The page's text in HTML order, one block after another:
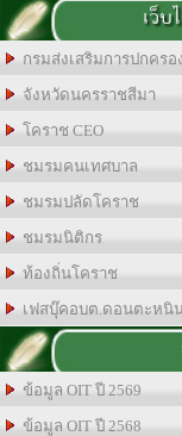
เว็บ
กรมส่งเสริมการปกครอ
จังหวัดนครราชสีมา
โคราช CEO
ชมรมคนเทศบาล
ชมรมปลัดโคราช
ชมรมนิติกร
ท้องถิ่นโคราช
เฟสบุ๊คอบต.ดอนตะหนิ
ข้อมูล OIT ปี 2569
ข้อมูล OIT ปี 2568